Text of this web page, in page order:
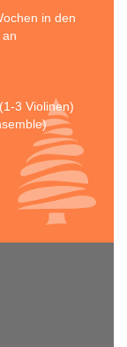
in den
3 Violinen)